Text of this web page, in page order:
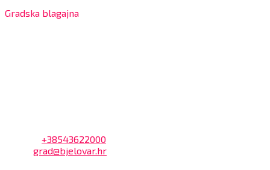
Gradska blagajna
+38543622000
grad@bjelovar.hr